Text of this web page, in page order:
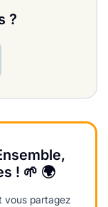
?
! 🌱 🌍
vous partagez